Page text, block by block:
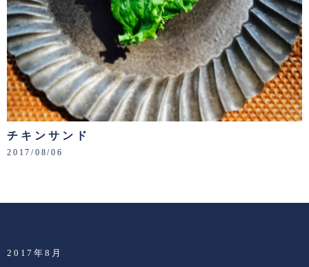
チキンサンド
2017/08/06
2017年8月